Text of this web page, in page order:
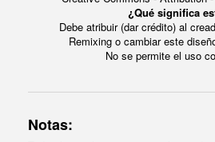
¿Qué significa
Debe atribuir (dar crédito) al
Remixing o cambiar este
No se permite el uso
Notas: